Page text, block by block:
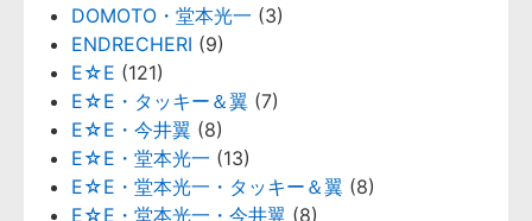
DOMOTO・堂本光一 (3)
ENDRECHERI (9)
E☆E (121)
E☆E・タッキー＆翼 (7)
E☆E・今井翼 (8)
E☆E・堂本光一 (13)
E☆E・堂本光一・タッキー＆翼 (8)
E☆E・堂本光一・今井翼 (8)